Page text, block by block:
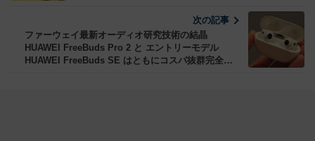
次の記事
ファーウェイ最新オーディオ研究技術の結晶
HUAWEI FreeBuds Pro 2 と エントリーモデル
HUAWEI FreeBuds SE はともにコスパ抜群完全ワ